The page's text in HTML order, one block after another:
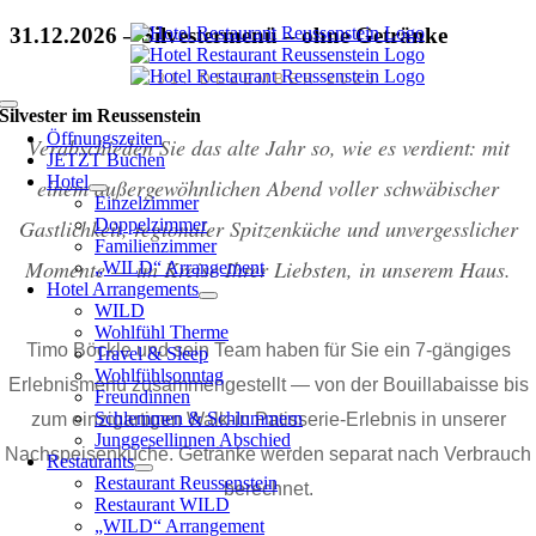
Zum
Toggle
NavigationÖffnungszeiten
JETZT Buchen
Hotel
Einzelzimmer
Doppelzimmer
Familienzimmer
„WILD“ Arrangement
Hotel Arrangements
WILD
Wohlfühl Therme
Travel & Sleep
Wohlfühlsonntag
Freundinnen
Schlemmen & Schlummern
Junggesellinnen Abschied
Restaurants
Restaurant Reussenstein
Restaurant WILD
„WILD“ Arrangement
31.12.2026 – Silvestermenü – ohne Getränke
31. DEZEMBER 2026
Silvester im Reussenstein
Verabschieden Sie das alte Jahr so, wie es verdient: mit
einem außergewöhnlichen Abend voller schwäbischer
Gastlichkeit, regionaler Spitzenküche und unvergesslicher
Momente — im Kreise Ihrer Liebsten, in unserem Haus.
Timo Böckle und sein Team haben für Sie ein 7-gängiges
Erlebnismenü zusammengestellt — von der Bouillabaisse bis
zum einzigartigen Walk-in Patisserie-Erlebnis in unserer
Nachspeisenküche. Getränke werden separat nach Verbrauch
berechnet.
OHNE GETRÄNKE